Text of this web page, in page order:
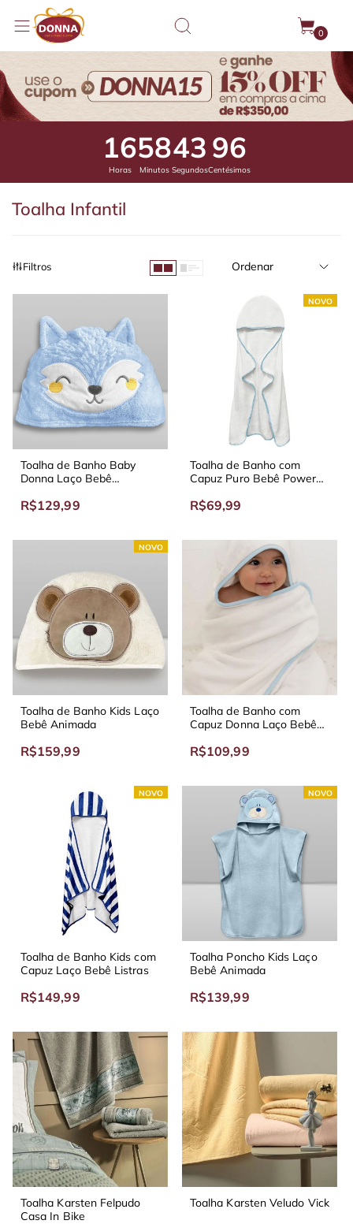
0
16
Horas
58
Minutos
43
Segundos
39
Centésimos
Toalha Infantil
Filtros Ordenar
Toalha de Banho Baby
Donna Laço Bebê
R$129,99
NOVO
Toalha de Banho com
Capuz Puro Bebê Power
R$69,99
NOVO
Toalha de Banho Kids Laço
Bebê Animada
R$159,99
Toalha de Banho com
Capuz Donna Laço Bebê
R$109,99
NOVO
Toalha de Banho Kids com
Capuz Laço Bebê Listras
R$149,99
NOVO
Toalha Poncho Kids Laço
Bebê Animada
R$139,99
Toalha Karsten Felpudo
Casa In Bike
Toalha Karsten Veludo Vick